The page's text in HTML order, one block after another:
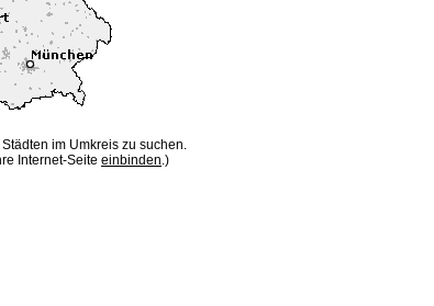
im Umkreis zu suchen.
Internet-Seite einbinden.)